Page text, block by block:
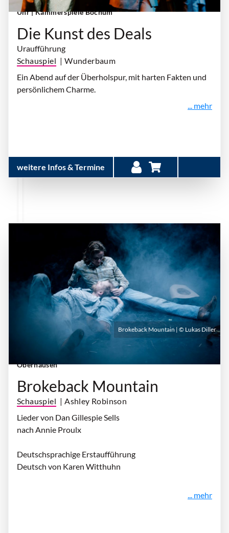
Uhr| Kammerspiele Bochum
Die Kunst des Deals
Uraufführung
Schauspiel | Wunderbaum
Ein Abend auf der Überholspur, mit harten Fakten und
persönlichem Charme.
... mehr
weitere Infos & Termine
Freitag, 09. Oktober 2026 | 19:30 Uhr
Oberhausen
Brokeback Mountain
Schauspiel | Ashley Robinson
Lieder von Dan Gillespie Sells
nach Annie Proulx
Deutschsprachige Erstaufführung
Deutsch von Karen Witthuhn
... mehr
Brokeback Mountain | © Lukas Diller